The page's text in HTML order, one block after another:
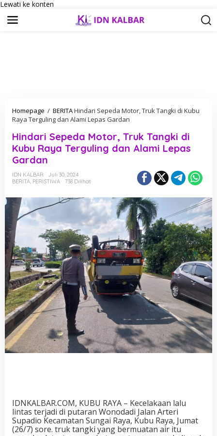
Lewati ke konten
Homepage / BERITAHindari Sepeda Motor, Truk Tangki di Kubu
Raya Terguling dan Alami Lepas Gardan
Hindari Sepeda Motor, Truk Tangki di
Kubu Raya Terguling dan Alami Lepas
Gardan
IDN KALBAR
Juli 30, 2024
BERITA, PERISTIWA 738 Dilihat
IDNKALBAR.COM, KUBU RAYA – Kecelakaan lalu
lintas terjadi di putaran Wonodadi Jalan Arteri
Supadio Kecamatan Sungai Raya, Kubu Raya, Jumat
(26/7) sore. truk tangki yang bermuatan air itu